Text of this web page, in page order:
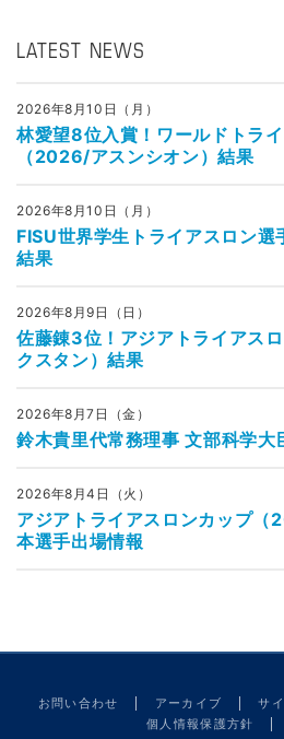
LATEST NEWS
2026年8月10日（月）
林愛望8位入賞！ワールドトラ
（2026/アスンシオン）結果
2026年8月10日（月）
FISU世界学生トライアスロン選
結果
2026年8月9日（日）
佐藤錬3位！アジアトライアス
クスタン）結果
2026年8月7日（金）
鈴木貴里代常務理事 文部科学大
2026年8月4日（火）
アジアトライアスロンカップ（
本選手出場情報
お問い合わせ アーカイブ サ
個人情報保護方針